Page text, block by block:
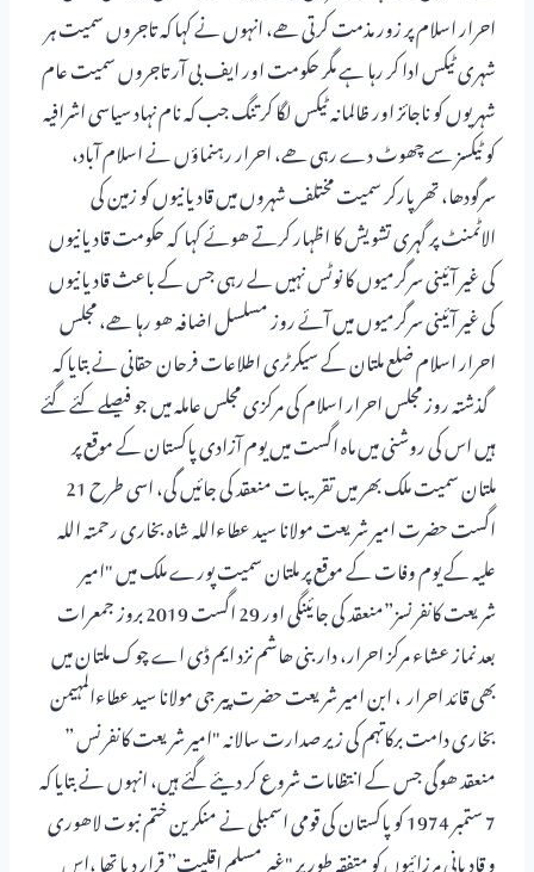
احرار اسلام پر زور مذمت کرتی ھے، انہوں نے کہا کہ تاجروں سمیت ہر
شہری ٹیکس ادا کر رہا ہے مگر حکومت اور ایف بی آر تاجروں سمیت عام
شہریوں کو ناجائز اور ظالمانہ ٹیکس لگا کر تنگ جب کہ نام نہاد سیاسی اشرافیہ
کو ٹیکسز سے چھوٹ دے رہی ھے، احرار رہنماؤں نے اسلام آباد،
سرگودھا، تھرپارکر سمیت مختلف شہروں میں قادیانیوں کو زمین کی
الاٹمنٹ پر گہری تشویش کا اظہار کرتے ھوئے کہا کہ حکومت قادیانیوں
کی غیر آئینی سرگرمیوں کا نوٹس نہیں لے رہی جس کے باعث قادیانیوں
کی غیر آئینی سرگرمیوں میں آئے روز مسلسل اضافہ ھو رہا ھے، مجلس
احرار اسلام ضلع ملتان کے سیکرٹری اطلاعات فرحان حقانی نے بتایا کہ
گذشتہ روز مجلس احرار اسلام کی مرکزی مجلس عاملہ میں جو فیصلے کئے گئے
ہیں اس کی روشنی میں ماہ اگست میں یوم آزادی پاکستان کے موقع پر
ملتان سمیت ملک بھر میں تقریبات منعقد کی جائیں گی، اسی طرح 21
اگست حضرت امیر شریعت مولانا سید عطاءاللہ شاہ بخاری رحمتہ اللہ
علیہ کے یوم وفات کے موقع پر ملتان سمیت پورے ملک میں "امیر
شریعت کانفرنسز”منعقد کی جائینگی اور 29 اگست 2019 بروز جمعرات
بعد نماز عشاء مرکز احرار، دار بنی ھاشم نزد ایم ڈی اے چوک ملتان میں
بھی قائد احرار ، ابن امیر شریعت حضرت پیر جی مولانا سید عطاءالمہیمن
بخاری دامت برکاتہم کی زیر صدارت سالانہ "امیر شریعت کانفرنس ”
منعقد ھوگی جس کے انتظامات شروع کر دیئے گئے ہیں، انہوں نے بتایا کہ
7 ستمبر 1974 کو پاکستان کی قومی اسمبلی نے منکرین ختم نبوت لاھوری
و قادیانی مرزائیوں کو متفقہ طور پر "غیر مسلم اقلیت” قرار دیا تھا ،اس